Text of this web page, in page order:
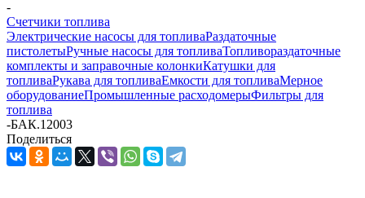
-
Счетчики топлива
Электрические насосы для топливаРаздаточные
пистолетыРучные насосы для топливаТопливораздаточные
комплекты и заправочные колонкиКатушки для
топливаРукава для топливаЕмкости для топливаМерное
оборудованиеПромышленные расходомерыФильтры для
топлива
-БАК.12003
Поделиться